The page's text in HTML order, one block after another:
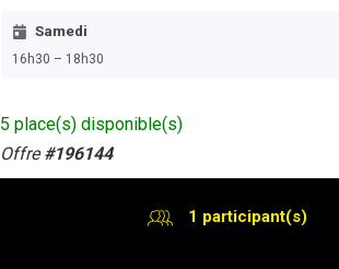
Samedi
16h30 – 18h30
5 place(s) disponible(s)
Offre#196144
1 participant(s)